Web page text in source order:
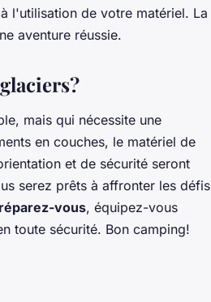
l'utilisation de votre matériel. La
aventure réussie.
mais qui nécessite une
en couches, le matériel de
et de sécurité seront
serez prêts à affronter les défis
vous, équipez-vous
toute sécurité. Bon camping!